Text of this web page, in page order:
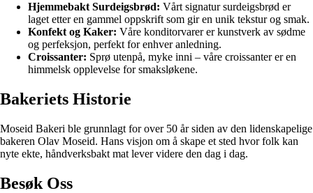
Hjemmebakt Surdeigsbrød: Vårt signatur surdeigsbrød er
laget etter en gammel oppskrift som gir en unik tekstur og smak.
Konfekt og Kaker: Våre konditorvarer er kunstverk av sødme
og perfeksjon, perfekt for enhver anledning.
Croissanter: Sprø utenpå, myke inni – våre croissanter er en
himmelsk opplevelse for smaksløkene.
Bakeriets Historie
Moseid Bakeri ble grunnlagt for over 50 år siden av den lidenskapelige
bakeren Olav Moseid. Hans visjon om å skape et sted hvor folk kan
nyte ekte, håndverksbakt mat lever videre den dag i dag.
Besøk Oss